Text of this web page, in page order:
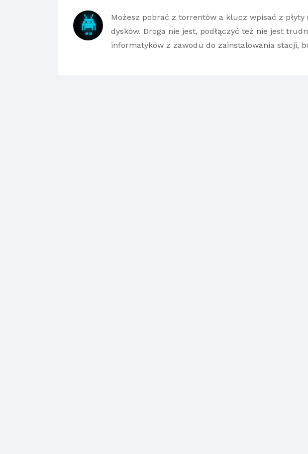
Możesz pobrać z torrentów a klucz wpisać z
dysków. Droga nie jest, podłączyć też nie jest
informatyków z zawodu do zainstalowania stacji,